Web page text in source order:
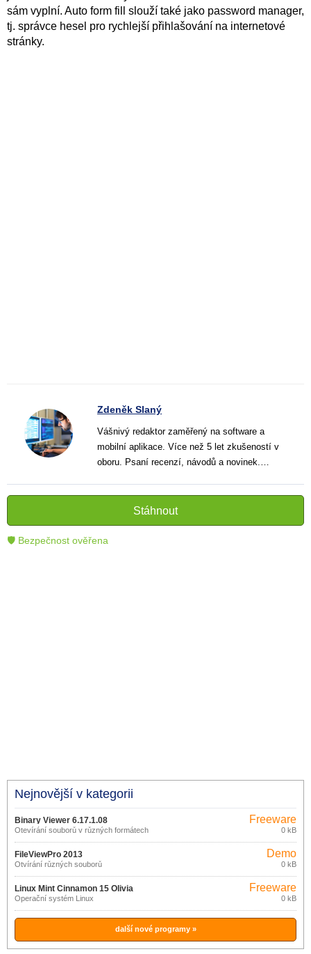
sám vyplní. Auto form fill slouží také jako password manager,
tj. správce hesel pro rychlejší přihlašování na internetové
stránky.
Zdeněk Slaný
Vášnivý redaktor zaměřený na software a
mobilní aplikace. Více než 5 let zkušeností v
oboru. Psaní recenzí, návodů a novinek.
pomáhají čtenářům lépe porozumět a využít
moderní technologie.
Stáhnout
🛡 Bezpečnost ověřena
Nejnovější v kategorii
Binary Viewer 6.17.1.08
Otevírání souborů v různých formátech
Freeware
0 kB
FileViewPro 2013
Otvírání různých souborů
Demo
0 kB
Linux Mint Cinnamon 15 Olivia
Operační systém Linux
Freeware
0 kB
další nové programy »